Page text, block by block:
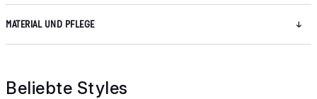
MATERIAL UND PFLEGE
Beliebte Styles